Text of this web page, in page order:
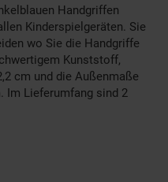
Handgriffen
Kinderspielgeräten. Sie
wo Sie die Handgriffe
Kunststoff,
cm und die Außenmaße
Im Lieferumfang sind 2